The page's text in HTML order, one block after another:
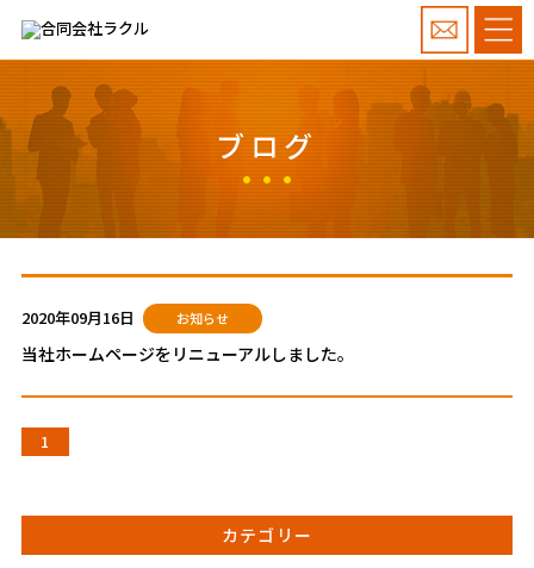
ブログ
当社ホームページをリニューアルしました。
2020年09月16日 お知らせ
1
カテゴリー